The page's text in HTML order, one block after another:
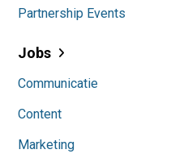
Partnership Events
Jobs
Communicatie
Content
Marketing